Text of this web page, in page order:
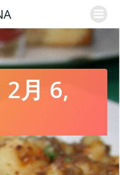
ン
テ
ン
ツ
へ
キ 月 6,